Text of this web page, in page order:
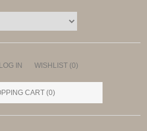
LOG IN WISHLIST (0)
CART (0)